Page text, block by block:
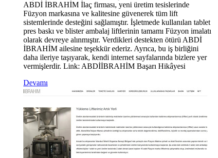
ABDİ İBRAHİM İlaç firması, yeni üretim tesislerinde
Füzyon markasına ve kalitesine güvenerek tüm lift
sistemlerinde desteğini sağlamıştır. İşletmede kullanılan tablet
pres baskı ve blister ambalaj liftlerinin tamamı Füzyon imalatı
olarak devreye alınmıştır. Verdikleri destekten ötürü ABDİ
İBRAHİM ailesine teşekkür ederiz. Ayrıca, bu iş birliğini
daha ileriye taşıyarak, kendi internet sayfalarında bizlere yer
vermişlerdir. Link: ABDİİBRAHİM Başarı Hikâyesi
Devamı